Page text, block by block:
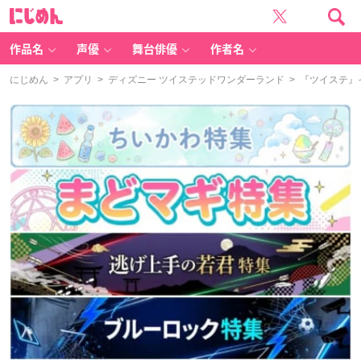
作品名 声優 舞台俳優 作者名
にじめん > アプリ > ディズニー ツイステッドワンダーランド > 『ツイステ』